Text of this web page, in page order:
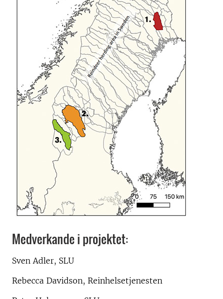
Medverkande i projektet:
Sven Adler, SLU
Rebecca Davidson, Reinhelsetjenesten